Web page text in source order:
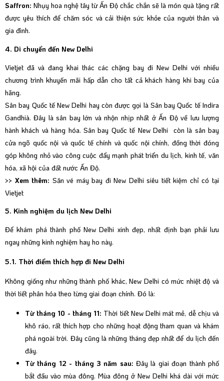
Saffron: Nhụy hoa nghệ tây từ Ấn Độ chắc chắn sẽ là món quà tặng rất
được yêu thích để chăm sóc và cải thiện sức khỏe của người thân và
gia đình.
4. Di chuyển đến New Delhi
Vietjet đã và đang khai thác các chặng bay đi New Delhi với nhiều
chương trình khuyến mãi hấp dẫn cho tất cả khách hàng khi bay của
hãng.
Sân bay Quốc tế New Delhi hay còn được gọi là Sân bay Quốc tế Indira
Gandhià. Đây là sân bay lớn và nhộn nhịp nhất ở Ấn Độ về lưu lượng
hành khách và hàng hóa. Sân bay Quốc tế New Delhi còn là sân bay
cửa ngõ quốc nội và quốc tế chính và quốc nội chính, đồng thời đóng
góp không nhỏ vào công cuộc đẩy mạnh phát triển du lịch, kinh tế, văn
hóa, xã hội của đất nước Ấn Độ.
>> Xem thêm: Săn vé máy bay đi New Delhi siêu tiết kiệm chỉ có tại
Vietjet
5. Kinh nghiệm du lịch New Delhi
Để khám phá thành phố New Delhi xinh đẹp, nhất định bạn phải lưu
ngay những kinh nghiệm hay ho này.
5.1. Thời điểm thích hợp đi New Delhi
Không giống như những thành phố khác, New Delhi có mức nhiệt độ và
thời tiết phân hóa theo từng giai đoạn chính. Đó là:
Từ tháng 10 - tháng 11: Thời tiết New Delhi mát mẻ, dễ chịu và
khô ráo, rất thích hợp cho những hoạt động tham quan và khám
phá ngoài trời. Đây cũng là những tháng đẹp nhất để du lịch đến
đây.
Từ tháng 12 - tháng 3 năm sau:Đây là giai đoạn thành phố
bắt đầu vào mùa đông. Mùa đông ở New Delhi khá dài với mức